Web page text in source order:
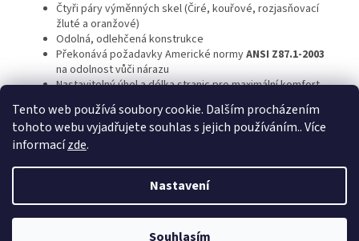
Tento web používá soubory cookie. Dalším procházením
tohoto webu vyjadřujete souhlas s jejich používáním.. Více
informacízde.
Nastavení
Souhlasím
Čtyři páry výměnných skel (Čiré, kouřové, rozjasňovací
žluté a oranžové)
Odolná, odlehčená konstrukce
Překonává požadavky Americké normyANSI Z87.1-2003
na odolnost vůči nárazu
Nastavitelný úhel a délka stranic pro maximální komfort
Neoprenového pouzdro
Vytvořil Shoptet